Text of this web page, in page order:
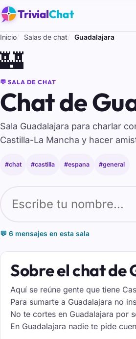
TrivialChat
Inicio Salas de chat Guadalajara
🏰
💬 SALA DE CHAT
Chat de
Sala Guadalajara para charlar
Castilla-La Mancha y hacer
#chat #castilla #espana #general
💬 6 mensajes en esta sala
Sobre el chat de
Aquí se reúne gente que tiene
Para sumarte a Guadalajara no
No te cortes en Guadalajara por
En Guadalajara nadie te pide